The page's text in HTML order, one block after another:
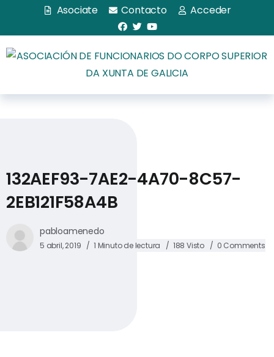
Asociate Contacto Acceder
132AEF93-7AE2-4A70-8C57-
2EB121F58A4B
pabloamenedo
5 abril, 2019 1 Minuto de lectura 188 Visto 0 Comments